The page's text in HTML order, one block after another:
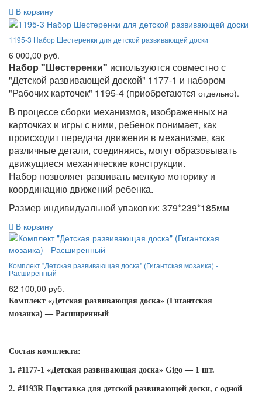
В корзину
1195-3 Набор Шестеренки для детской развивающей доски
6 000,00 руб.
Набор "Шестеренки" используются совместно с
"Детской развивающей доской" 1177-1 и набором
"Рабочих карточек" 1195-4 (приобретаются отдельно).
В процессе сборки механизмов, изображенных на
карточках и игры с ними, ребенок понимает, как
происходит передача движения в механизме, как
различные детали, соединяясь, могут образовывать
движущиеся механические конструкции.
Набор позволяет развивать мелкую моторику и
координацию движений ребенка.
Размер индивидуальной упаковки: 379*239*185мм
В корзину
Комплект "Детская развивающая доска" (Гигантская мозаика) -
Расширенный
62 100,00 руб.
Комплект «Детская развивающая доска» (Гигантская
мозаика) — Расширенный
Состав комплекта:
1. #1177-1 «Детская развивающая доска» Gigo — 1 шт.
2. #1193R Подставка для детской развивающей доски, с одной